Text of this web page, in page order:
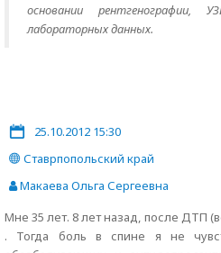
основании рентгенографии,
лабораторных данных.
25.10.2012 15:30
Ставрпопольский край
Макаева Ольга Сергеевна
Мне 35 лет. 8 лет назад, после ДТП
. Тогда боль в спине я не